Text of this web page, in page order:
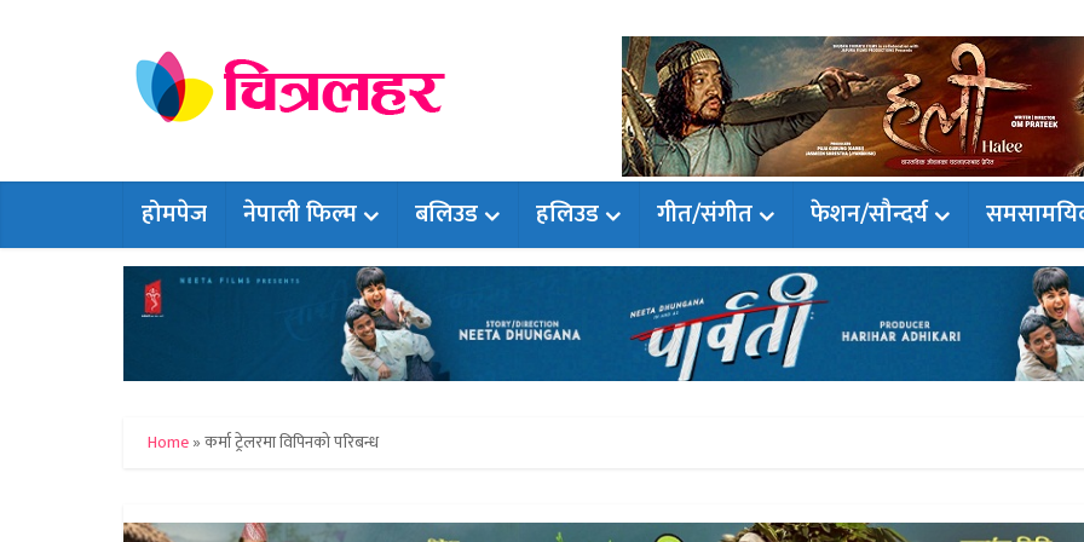
होमपेज नेपाली फिल्म बलिउड हलिउड गीत/संगीत फेशन/सौन्दर्य
Home»कर्मा ट्रेलरमा विपिनको परिबन्ध